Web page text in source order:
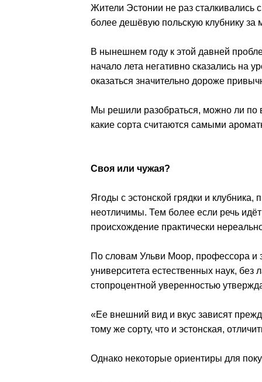
Жители Эстонии не раз сталкивались
более дешёвую польскую клубнику
В нынешнем году к этой давней
начало лета негативно сказались на
оказаться значительно дороже
Мы решили разобраться, можно ли по
какие сорта считаются самыми
Своя или чужая?
Ягоды с эстонской грядки и
неотличимы. Тем более если речь
происхождение практически
По словам Ульви Моор, профессора и
университета естественных наук,
стопроцентной уверенностью
«Ее внешний вид и вкус зависят
тому же сорту, что и эстонская,
Однако некоторые ориентиры для